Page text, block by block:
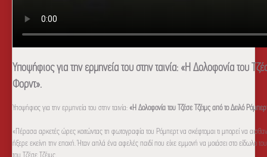
Υποψήφιος για την ερμηνεία του στην ταινία: «Η Δολοφονία του
Φορντ».
Υποψήφιος για την ερμηνεία του στην ταινία: «Η Δολοφονία του Τζέσε Τζέιμς από το Δειλό
« Πέρασα αρκετές ώρες κοιτώντας τη φωτογραφία του Ρόμπερτ να σκέφτομαι τι μπορεί να
ήξερε εκείνη την εποχή. Ήταν απλά ένα αφελές παιδί που είχε εμμονή να μοιάσει στο είδωλο του